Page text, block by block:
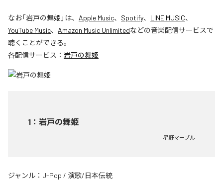
なお「岩戸の舞姫 」は、 Apple Music、 Spotify、 LINE MUSIC、
YouTube Music、 Amazon Music Unlimitedなどの音楽配信サービスで
聴くことができる。
各配信サービス： 岩戸の舞姫
1 ： 岩戸の舞姫
星野マーブル
ジャンル： J-Pop / 演歌/日本伝統